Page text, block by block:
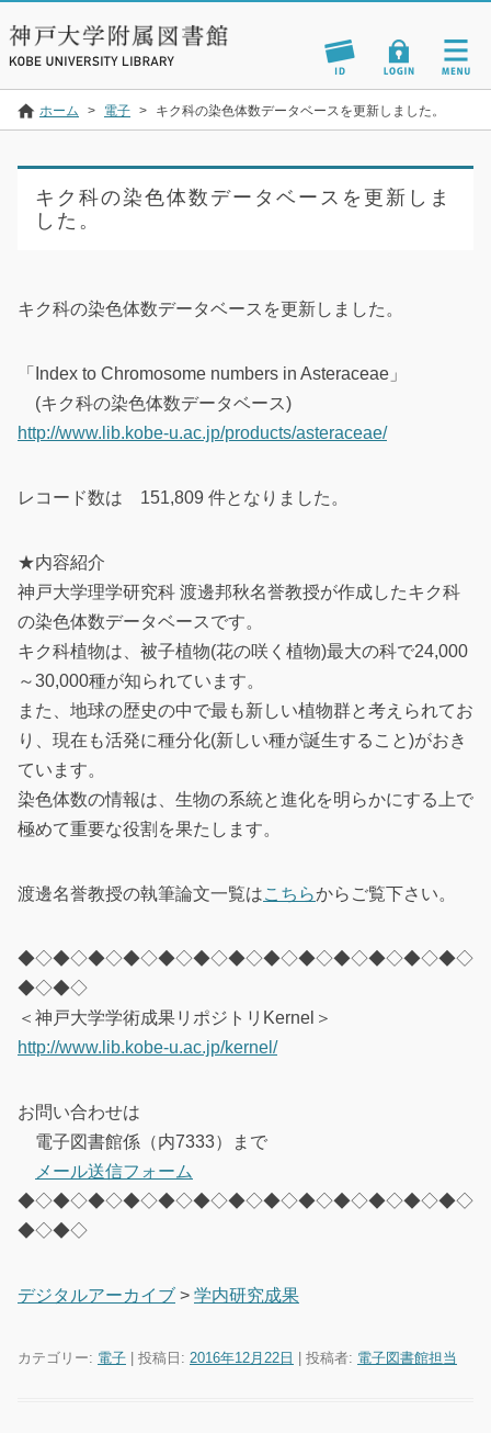
ホーム > 電子 > キク科の染色体数データベースを更新しました。
キク科の染色体数データベースを更新しま
した。
キク科の染色体数データベースを更新しました。
「Index to Chromosome numbers in Asteraceae」
(キク科の染色体数データベース)
http://www.lib.kobe-u.ac.jp/products/asteraceae/
レコード数は 151,809 件となりました。
★内容紹介
神戸大学理学研究科 渡邊邦秋名誉教授が作成したキク科
の染色体数データベースです。
キク科植物は、被子植物(花の咲く植物)最大の科で24,000
～30,000種が知られています。
また、地球の歴史の中で最も新しい植物群と考えられてお
り、現在も活発に種分化(新しい種が誕生すること)がおき
ています。
染色体数の情報は、生物の系統と進化を明らかにする上で
極めて重要な役割を果たします。
渡邊名誉教授の執筆論文一覧はこちらからご覧下さい。
◆◇◆◇◆◇◆◇◆◇◆◇◆◇◆◇◆◇◆◇◆◇◆◇◆◇
◆◇◆◇
＜神戸大学学術成果リポジトリKernel＞
http://www.lib.kobe-u.ac.jp/kernel/
お問い合わせは
電子図書館係（内7333）まで
メール送信フォーム
◆◇◆◇◆◇◆◇◆◇◆◇◆◇◆◇◆◇◆◇◆◇◆◇◆◇
◆◇◆◇
デジタルアーカイブ > 学内研究成果
カテゴリー: 電子 | 投稿日: 2016年12月22日 投稿者: 電子図書館担当